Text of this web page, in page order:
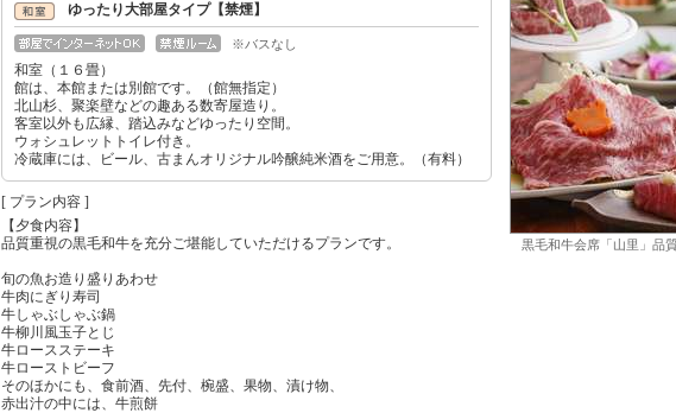
ゆったり大部屋タイプ【禁煙】
※バスなし
和室（１６畳）
館は、本館または別館です。（館無指定）
北山杉、聚楽壁などの趣ある数寄屋造り。
客室以外も広縁、踏込みなどゆったり空間。
ウォシュレットトイレ付き。
冷蔵庫には、ビール、古まんオリジナル吟醸純米酒をご用意。（有料）
黒毛和牛会席「山里」品
[ プラン内容 ]
【夕食内容】
品質重視の黒毛和牛を充分ご堪能していただけるプランです。
旬の魚お造り盛りあわせ
牛肉にぎり寿司
牛しゃぶしゃぶ鍋
牛柳川風玉子とじ
牛ロースステーキ
牛ローストビーフ
そのほかにも、食前酒、先付、椀盛、果物、漬け物、
赤出汁の中には、牛煎餅